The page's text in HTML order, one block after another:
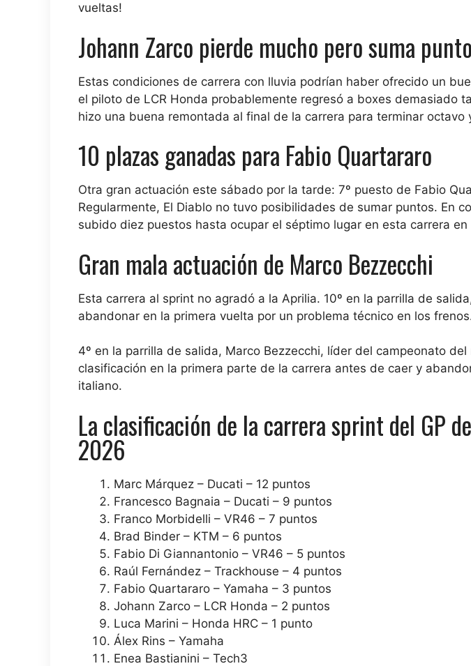
vueltas!
Johann Zarco pierde mucho pero suma
Estas condiciones de carrera con lluvia podrían haber ofrecido un
el piloto de LCR Honda probablemente regresó a boxes demasiado
hizo una buena remontada al final de la carrera para terminar octavo
10 plazas ganadas para Fabio Quartararo
Otra gran actuación este sábado por la tarde: 7º puesto de Fabio
Regularmente, El Diablo no tuvo posibilidades de sumar puntos. En
subido diez puestos hasta ocupar el séptimo lugar en esta carrera
Gran mala actuación de Marco Bezzecchi
Esta carrera al sprint no agradó a la Aprilia. 10º en la parrilla de
abandonar en la primera vuelta por un problema técnico en los
4º en la parrilla de salida, Marco Bezzecchi, líder del campeonato
clasificación en la primera parte de la carrera antes de caer y
italiano.
La clasificación de la carrera sprint del GP
2026
Marc Márquez – Ducati – 12 puntos
Francesco Bagnaia – Ducati – 9 puntos
Franco Morbidelli – VR46 – 7 puntos
Brad Binder – KTM – 6 puntos
Fabio Di Giannantonio – VR46 – 5 puntos
Raúl Fernández – Trackhouse – 4 puntos
Fabio Quartararo – Yamaha – 3 puntos
Johann Zarco – LCR Honda – 2 puntos
Luca Marini – Honda HRC – 1 punto
Álex Rins – Yamaha
Enea Bastianini – Tech3